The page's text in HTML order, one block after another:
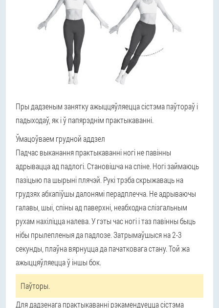
Пры дадзеным занятку ажыццяўляецца сістэма паўтораў і
падыходаў, як і ў папярэднім практыкаванні.
Ўмацоўваем грудной аддзел
Падчас выканання практыкаванні ногі не павінны
адрывацца ад падлогі. Становішча на спіне. Ногі займаюць
пазіцыю па шырыні плячэй. Рукі трэба скрыжаваць на
грудзях абхапіўшы далонямі перадплечча. Не адрываючы
галавы, шыі, спіны ад паверхні, неабходна слізгальным
рухам нахіліцца налева. У гэты час ногі і таз павінны быць
нібы прылепленыя да падлозе. Затрымаўшыся на 2-3
секунды, плаўна вярнуцца да пачатковага стану. Той жа
ажыццяўляецца ў іншы бок.
Паўторы.
Для дадзенага практыкаванні рэкамендуецца сістэма